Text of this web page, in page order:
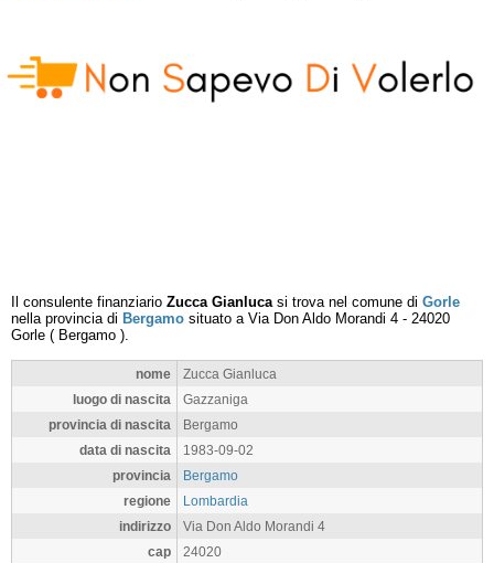
Il consulente finanziario Zucca Gianlucasi trova nel comune di Gorle
nella provincia di Bergamo situato a Via Don Aldo Morandi 4 - 24020
Gorle ( Bergamo ).
nome
Zucca Gianluca
luogo di nascita
Gazzaniga
provincia di nascita
Bergamo
data di nascita
1983-09-02
provincia
Bergamo
regione
Lombardia
indirizzo
Via Don Aldo Morandi 4
cap
24020